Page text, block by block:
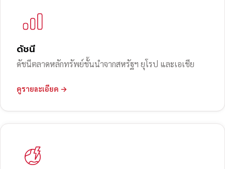
ดัชนี
ดัชนีตลาดหลักทรัพย์ชั้นนำจากสหรัฐฯ ยุโรป และเอเชีย
ดูรายละเอียด →